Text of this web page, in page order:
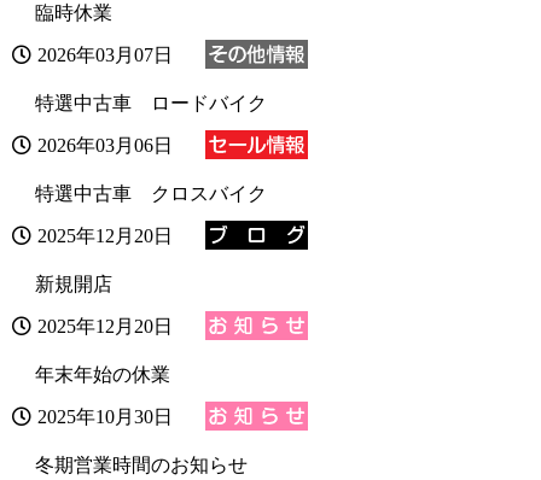
臨時休業
2026年03月07日
特選中古車 ロードバイク
2026年03月06日
特選中古車 クロスバイク
2025年12月20日
新規開店
2025年12月20日
年末年始の休業
2025年10月30日
冬期営業時間のお知らせ